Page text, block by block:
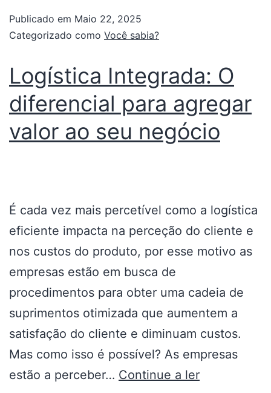
Publicado em Maio 22, 2025
Categorizado como Você sabia?
Logística Integrada: O
diferencial para agregar
valor ao seu negócio
É cada vez mais percetível como a logística
eficiente impacta na perceção do cliente e
nos custos do produto, por esse motivo as
empresas estão em busca de
procedimentos para obter uma cadeia de
suprimentos otimizada que aumentem a
satisfação do cliente e diminuam custos.
Mas como isso é possível? As empresas
estão a perceber… Continue a ler